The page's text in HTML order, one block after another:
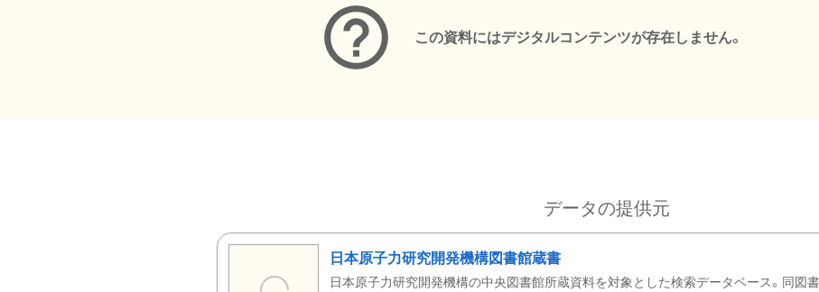
この資料にはデジタルコンテンツが存在しません。
データの提供元
日本原子力研究開発機構図書館蔵書
日本原子力研究開発機構の中央図書館所蔵資料を対象とした検索データベース。同図